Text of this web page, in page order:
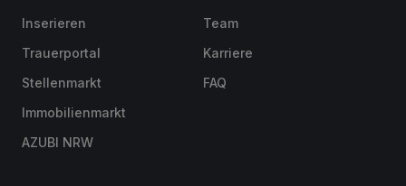
Inserieren
Trauerportal
Stellenmarkt
Immobilienmarkt
AZUBI NRW
Team
Karriere
FAQ